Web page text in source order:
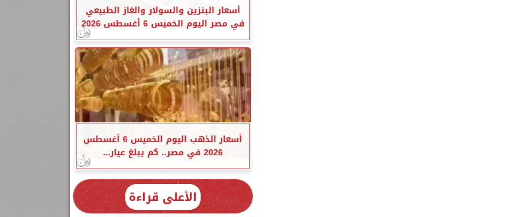
أسعار البنزين والسولار والغاز الطبيعي
في مصر اليوم الخميس 6 أغسطس 2026
أسعار الذهب اليوم الخميس 6 أغسطس
2026 في مصر.. كم يبلغ عيار...
الأعلى قراءة